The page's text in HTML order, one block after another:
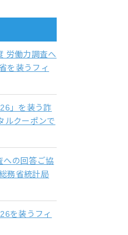
労働力調査へ
を装うフィ
」を装う詐
ルクーポンで
への回答ご協
務省統計局
を装うフィ